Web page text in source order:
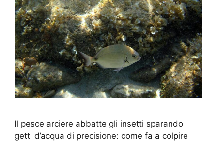
Il pesce arciere abbatte gli insetti sparando
getti d’acqua di precisione: come fa a colpire